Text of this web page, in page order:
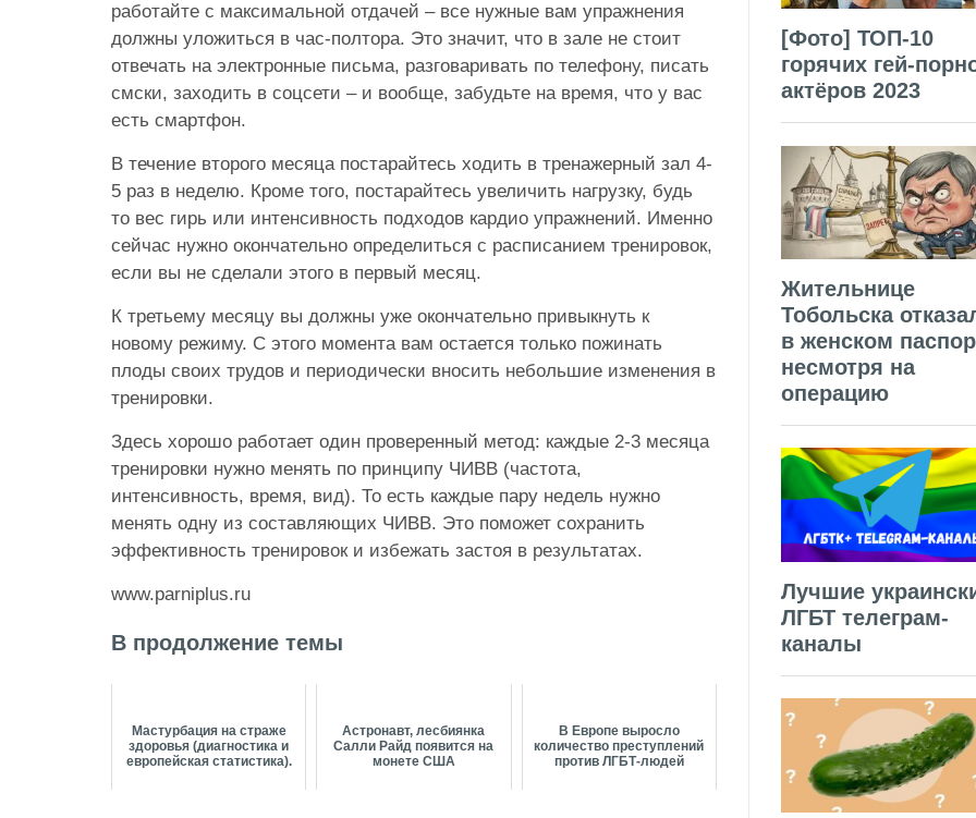
работайте с максимальной отдачей – все нужные вам упражнения
должны уложиться в час-полтора. Это значит, что в зале не стоит
отвечать на электронные письма, разговаривать по телефону, писать
смски, заходить в соцсети – и вообще, забудьте на время, что у вас
есть смартфон.
В течение второго месяца постарайтесь ходить в тренажерный зал 4-
5 раз в неделю. Кроме того, постарайтесь увеличить нагрузку, будь
то вес гирь или интенсивность подходов кардио упражнений. Именно
сейчас нужно окончательно определиться с расписанием тренировок,
если вы не сделали этого в первый месяц.
К третьему месяцу вы должны уже окончательно привыкнуть к
новому режиму. С этого момента вам остается только пожинать
плоды своих трудов и периодически вносить небольшие изменения в
тренировки.
Здесь хорошо работает один проверенный метод: каждые 2-3 месяца
тренировки нужно менять по принципу ЧИВВ (частота,
интенсивность, время, вид). То есть каждые пару недель нужно
менять одну из составляющих ЧИВВ. Это поможет сохранить
эффективность тренировок и избежать застоя в результатах.
www.parniplus.ru
В продолжение темы
Мастурбация на страже
здоровья (диагностика и
европейская статистика).
Астронавт, лесбиянка
Салли Райд появится на
монете США
В Европе выросло
количество преступлений
против ЛГБТ-людей
[Фото] ТОП-10
горячих гей-
актёров 2023
Жительнице
Тобольска
в женском
несмотря на
операцию
Лучшие
ЛГБТ телеграм-
каналы